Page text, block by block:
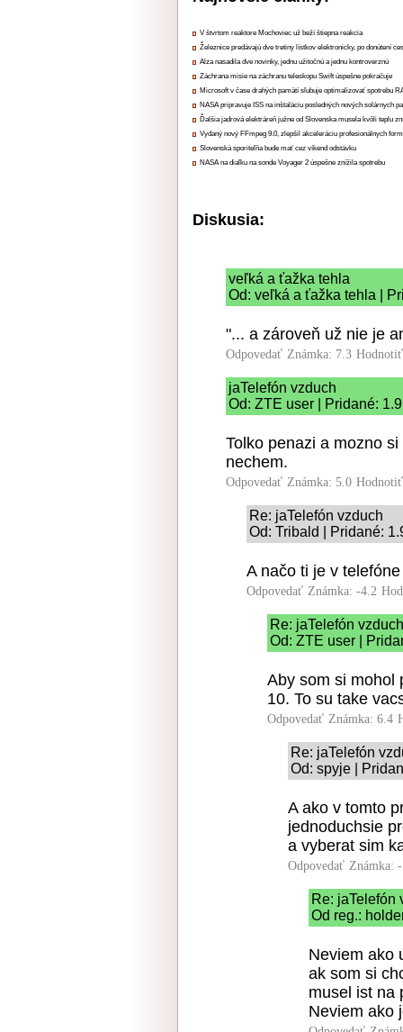
V štvrtom reaktore Mochoviec už beží štiepna reakcia
Železnice predávajú dve tretiny lístkov elektronicky, po donútení
Alza nasadila dve novinky, jednu užitočnú a jednu kontroverznú
Záchrana misie na záchranu teleskopu Swift úspešne pokračuje
Microsoft v čase drahých pamätí sľubuje optimalizovať spotrebu
NASA pripravuje ISS na inštaláciu posledných nových solárnych
Ďalšia jadrová elektráreň južne od Slovenska musela kvôli teplu
Vydaný nový FFmpeg 9.0, zlepšil akceleráciu profesionálnych
Slovenská sporiteľňa bude mať cez víkend odstávku
NASA na diaľku na sonde Voyager 2 úspešne znížila spotrebu
Diskusia:
veľká a ťažka tehla
Od: veľká a ťažka tehla |
"... a zároveň už nie je
Odpovedať Známka: 7.3
jaTelefón vzduch
Od: ZTE user | Pridané:
Tolko penazi a mozno
nechem.
Odpovedať Známka: 5.0
Re: jaTelefón vzduch
Od: Tribald | Pridané:
A načo ti je v
Odpovedať Známka: -4.2
Re: jaTelefón vzduch
Od: ZTE user |
Aby som si mohol
10. To su take
Odpovedať Známka: 6.4
Re: jaTelefón
Od: spyje |
A ako v tomto
jednoduchsie
a vyberat sim
Odpovedať Známka:
Re: jaTelefón
Od reg.:
Neviem ako
ak som si
musel ist na
Neviem ako